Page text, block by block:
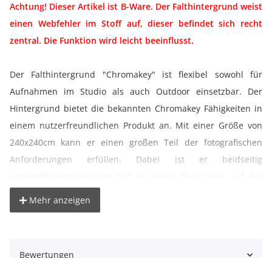
Achtung! Dieser Artikel ist B-Ware. Der Falthintergrund weist
einen Webfehler im Stoff auf, dieser befindet sich recht
zentral. Die Funktion wird leicht beeinflusst.
Der Falthintergrund "Chromakey" ist flexibel sowohl für
Aufnahmen im Studio als auch Outdoor einsetzbar. Der
Hintergrund bietet die bekannten Chromakey Fähigkeiten in
einem nutzerfreundlichen Produkt an. Mit einer Größe von
240x240cm kann er einen großen Teil der fotografischen
Anforderungen erfüllen. Dabei ist er beidseitig
sparende Lagerung kann der Falthintergrund auf ein Drittel
Mehr anzeigen
Bewertungen